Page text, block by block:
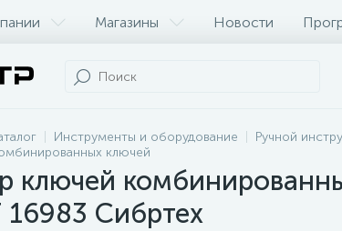
Магазины Новости
Инструменты и оборудование Ручной
ключей
ключей
Сибртех